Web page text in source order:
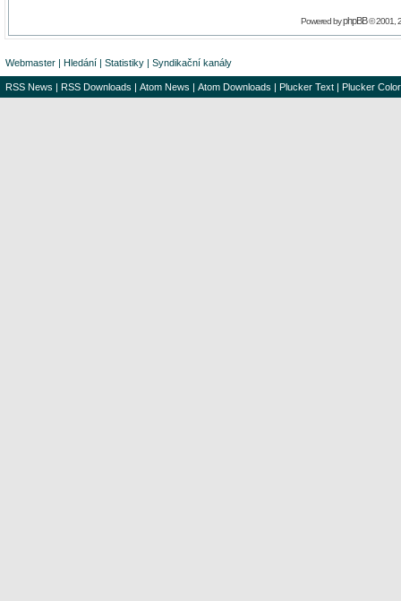
Powered byphpBB© 2001,
Webmaster | Hledání | Statistiky | Syndikační kanály
RSS News | RSS Downloads | Atom News | Atom Downloads | Plucker Text | Plucker Color